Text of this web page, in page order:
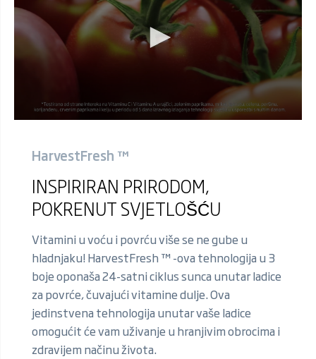
HarvestFresh ™
INSPIRIRAN PRIRODOM,
POKRENUT SVJETLOŠĆU
Vitamini u voću i povrću više se ne gube u
hladnjaku! HarvestFresh ™ -ova tehnologija u 3
boje oponaša 24-satni ciklus sunca unutar ladice
za povrće, čuvajući vitamine dulje. Ova
jedinstvena tehnologija unutar vaše ladice
omogućit će vam uživanje u hranjivim obrocima i
zdravijem načinu života.